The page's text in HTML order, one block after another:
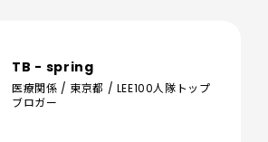
TB - spring
医療関係 / 東京都 / LEE100人隊トップ
ブロガー